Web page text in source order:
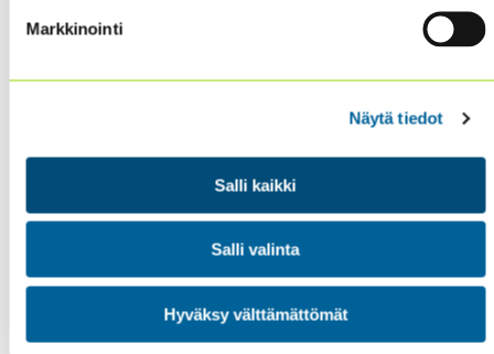
Markkinointi
Näytä tiedot
Salli kaikki
Salli valinta
Hyväksy välttämättömät
valvonta saadaan kattamaan mahdollisimman
Luonnollisesti ne menettelytavat ja kontrollit, jotka
on luotu liikekumppaniriskin hallintaa varten, tulee
sitten huomioida tarkastussuunnitelmassa ja käydä
kokonaisvaltaisesti läpi tarkastusten aikana.
On selvää, että varsinkin pienemmissä
organisaatioissa resurssit eivät välttämättä riitä
taustaselvitysten tekemiseen. Ne vaativat paitsi
usein yhteistyökumppaneita ympäri maailmaa.